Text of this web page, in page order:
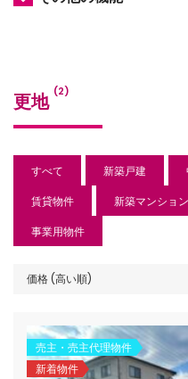
更地 (2)
すべて 新築戸建
賃貸物件
新築マンション
事業用物件
価格 (高い順)
売主・売主代理物件
新着物件
top-
top-